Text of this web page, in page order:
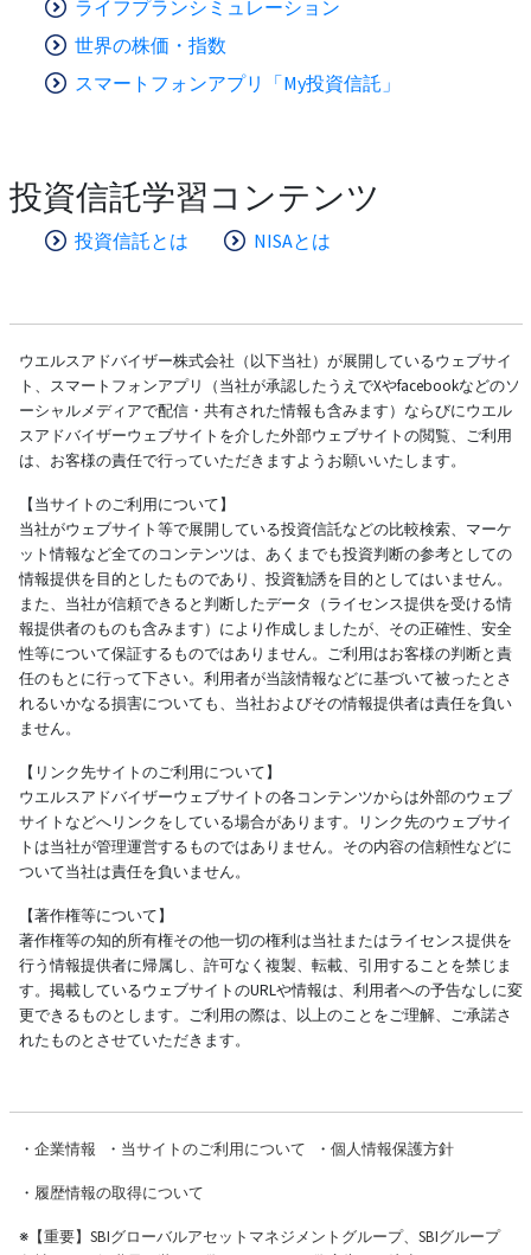
ライフプランシミュレーション
世界の株価・指数
スマートフォンアプリ「My投資信託」
投資信託学習コンテンツ
投資信託とは NISAとは
ウエルスアドバイザー株式会社（以下当社）が展開しているウェブサイ
ト、スマートフォンアプリ（当社が承認したうえでXやfacebookなどのソ
ーシャルメディアで配信・共有された情報も含みます）ならびにウエル
スアドバイザーウェブサイトを介した外部ウェブサイトの閲覧、ご利用
は、お客様の責任で行っていただきますようお願いいたします。
【当サイトのご利用について】
当社がウェブサイト等で展開している投資信託などの比較検索、マーケ
ット情報など全てのコンテンツは、あくまでも投資判断の参考としての
情報提供を目的としたものであり、投資勧誘を目的としてはいません。
また、当社が信頼できると判断したデータ（ライセンス提供を受ける情
報提供者のものも含みます）により作成しましたが、その正確性、安全
性等について保証するものではありません。ご利用はお客様の判断と責
任のもとに行って下さい。利用者が当該情報などに基づいて被ったとさ
れるいかなる損害についても、当社およびその情報提供者は責任を負い
ません。
【リンク先サイトのご利用について】
ウエルスアドバイザーウェブサイトの各コンテンツからは外部のウェブ
サイトなどへリンクをしている場合があります。リンク先のウェブサイ
トは当社が管理運営するものではありません。その内容の信頼性などに
ついて当社は責任を負いません。
【著作権等について】
著作権等の知的所有権その他一切の権利は当社またはライセンス提供を
行う情報提供者に帰属し、許可なく複製、転載、引用することを禁じま
す。掲載しているウェブサイトのURLや情報は、利用者への予告なしに変
更できるものとします。ご利用の際は、以上のことをご理解、ご承諾さ
れたものとさせていただきます。
・ 企業情報 ・ 当サイトのご利用について ・ 個人情報保護方針
・ 履歴情報の取得について
※【重要】SBIグローバルアセットマネジメントグループ、SBIグループ